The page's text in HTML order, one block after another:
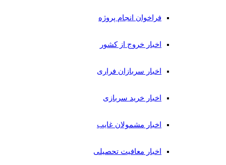
فراخوان انجام پروژه
اخبار خروج از کشور
اخبار سربازان فراری
اخبار خرید سربازی
اخبار مشمولان غایب
اخبار معافیت تحصیلی